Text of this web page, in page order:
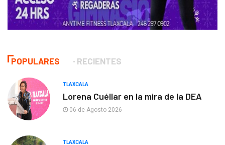
POPULARES RECIENTES
TLAXCALA
Lorena Cuéllar en la mira de la DEA
06 de Agosto 2026
TLAXCALA